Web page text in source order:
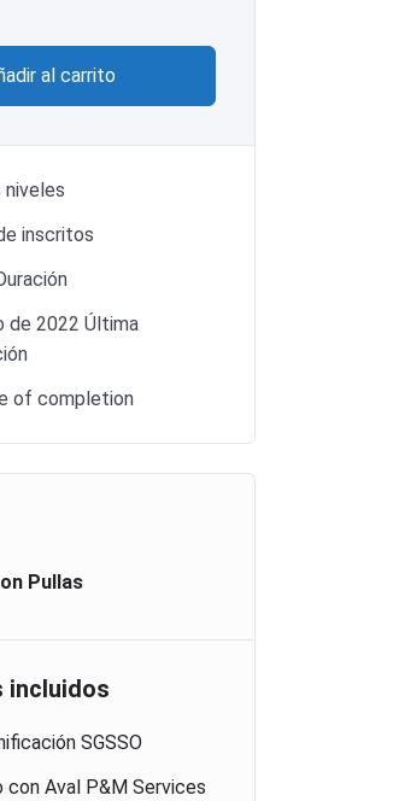
al carrito
niveles
inscritos
de 2022 Última
of completion
Pullas
incluidos
SGSSO
con Aval P&M Services